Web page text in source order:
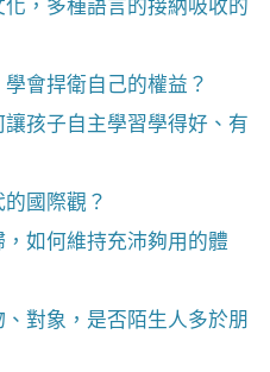
，多種語言的接納吸收的
會捍衛自己的權益？
孩子自主學習學得好、有
國際觀？
，如何維持充沛夠用的體
對象，是否陌生人多於朋